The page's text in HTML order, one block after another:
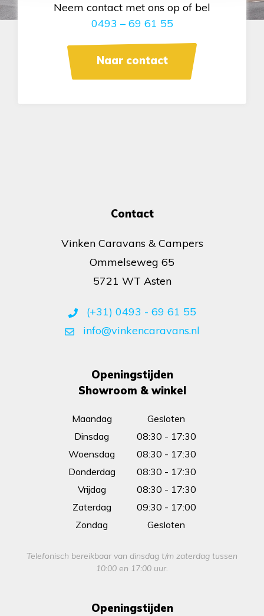
Neem contact met ons op of bel
0493 – 69 61 55
Naar contact
Contact
Vinken Caravans & Campers
Ommelseweg 65
5721 WT Asten
(+31) 0493 - 69 61 55
info@vinkencaravans.nl
Openingstijden
Showroom & winkel
Maandag
Dinsdag
Woensdag
Donderdag
Vrijdag
Zaterdag
Zondag
Gesloten
08:30 - 17:30
08:30 - 17:30
08:30 - 17:30
08:30 - 17:30
09:30 - 17:00
Gesloten
Telefonisch bereikbaar van dinsdag t/m zaterdag tussen
10:00 en 17:00 uur.
Openingstijden